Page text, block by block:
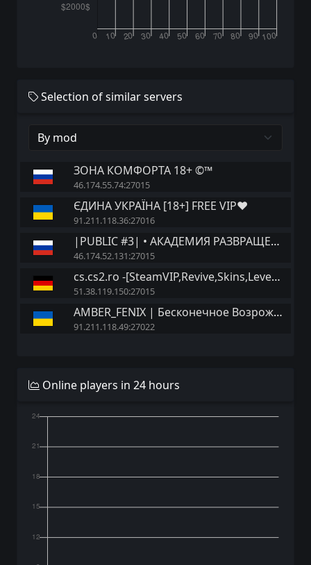
Selection of similar servers
ЗОНА КОМФОРТА 18+ ©™
46.174.55.74:27015
ЄДИНА УКРАЇНА [18+] FREE VIP❤
91.211.118.36:27016
|PUBLIC #3| • АКАДЕМИЯ РАЗВРАЩЕНИЯ • [18+]
46.174.52.131:27015
cs.cs2.ro -[SteamVIP,Revive,Skins,Levels,BATTLEPASS]
51.38.119.150:27015
AMBER_FENIX | Бесконечное Возрождение [DM]
91.211.118.49:27022
Online players in 24 hours